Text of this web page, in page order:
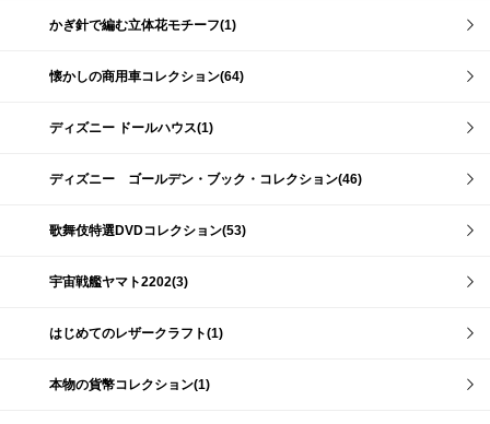
かぎ針で編む立体花モチーフ(1)
懐かしの商用車コレクション(64)
ディズニー ドールハウス(1)
ディズニー ゴールデン・ブック・コレクション(46)
歌舞伎特選DVDコレクション(53)
宇宙戦艦ヤマト2202(3)
はじめてのレザークラフト(1)
本物の貨幣コレクション(1)